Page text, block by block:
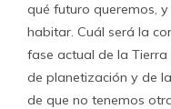
qué futuro queremos,
habitar. Cuál será la
fase actual de la
de planetización y de
de que no tenemos